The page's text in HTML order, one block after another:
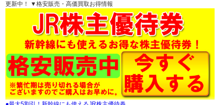
更新中！ ▼格安販売・高価買取お得情報